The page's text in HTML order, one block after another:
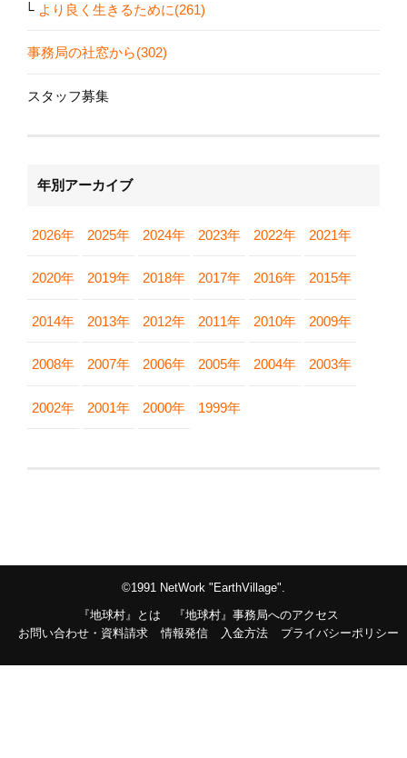
より良く生きるために(261)
事務局の社窓から(302)
スタッフ募集
年別アーカイブ
2026年 2025年 2024年 2023年 2022年 2021年
2020年 2019年 2018年 2017年 2016年 2015年
2014年 2013年 2012年 2011年 2010年 2009年
2008年 2007年 2006年 2005年 2004年 2003年
2002年 2001年 2000年 1999年
©1991 NetWork "EarthVillage".
『地球村』とは
『地球村』事務局へのアクセス
お問い合わせ・資料請求
情報発信 入金方法 プライバシーポリシー